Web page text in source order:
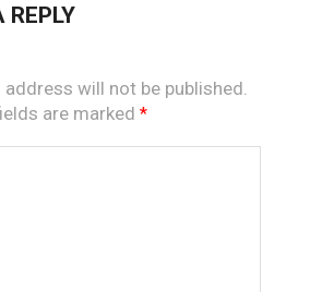
REPLY
address will not be published.
are marked *